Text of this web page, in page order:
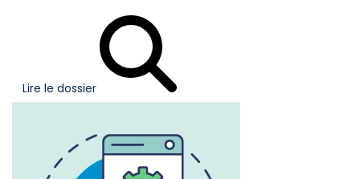
Lire le dossier